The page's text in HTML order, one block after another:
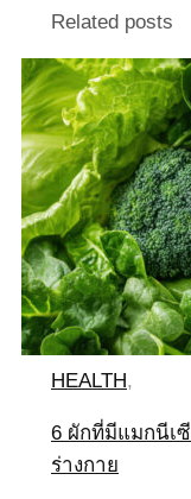
Related posts
HEALTH,
6 ผักที่มีแมกนีเ
ร่างกาย